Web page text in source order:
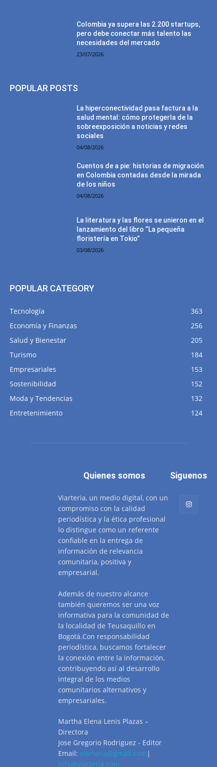
Colombia ya supera las 2.200 startups,
pero debe conectar más talento las
necesidades del mercado
23/07/2026
POPULAR POSTS
La hiperconectividad pasa factura a la
salud mental: cómo protegerla de la
sobreexposición a noticias y redes
sociales
04/08/2026
Cuentos de a pie: historias de migración
en Colombia contadas desde la mirada
de los niños
04/08/2026
La literatura y las flores se unieron en el
lanzamiento del libro “La pequeña
floristería en Tokio”
03/08/2026
POPULAR CATEGORY
Tecnología
363
Economía y Finanzas
256
Salud y Bienestar
205
Turismo
184
Empresariales
153
Sostenibilidad
152
Moda y Tendencias
132
Entretenimiento
124
Quienes somos
Viarteria, un medio digital, con un
compromiso con la calidad
periodística y la ética profesional
lo distingue como un referente
confiable en la entrega de
información de relevancia
comunitaria, positiva y
empresarial.
Además de nuestro alcance
también queremos ser una voz
informativa para la comunidad de
la localidad de Teusaquillo en
Bogotá.Con responsabilidad
periodística, buscamos fortalecer
la conexión entre la información,
contribuyendo así al desarrollo
integral de los medios
comunitarios alternativos y
empresariales.
Martha Elena Lenis Plazas –
Directora
Jose Gregorio Rodriguez - Editor
Email: viarteria@gmail.com |
info@viarteria.com
Siguenos